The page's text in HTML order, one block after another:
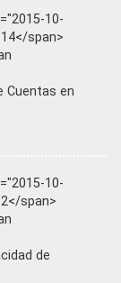
10-
span>
Cuentas en
10-
span>
de